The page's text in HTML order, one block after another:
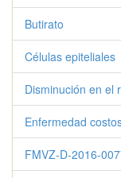
Butirato
Células epiteliales
Disminución en el
Enfermedad
FMVZ-D-2016-